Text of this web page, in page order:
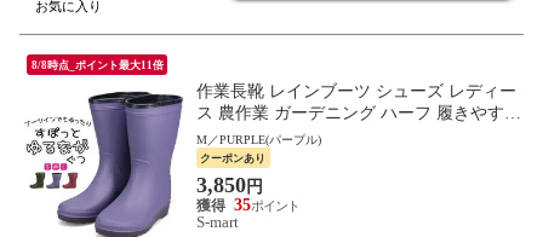
8/8時点_ポイント最大11倍
作業長靴 レインブーツ シューズ レディー
ス 農作業 ガーデニング ハーフ 履きやすい
防水 軽い 軽量 無地 すぽっとゆるながぐつ
赤 LB8430
M／PURPLE(パープル)
クーポンあり
3,850円
35
S-mart